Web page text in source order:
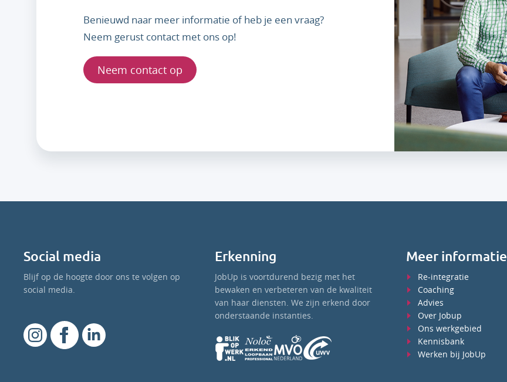
Benieuwd naar meer informatie of heb je een vraag?
Neem gerust contact met ons op!
Neem contact op
Social media
Blijf op de hoogte door ons te volgen op
social media.
Erkenning
JobUp is voortdurend bezig met het
bewaken en verbeteren van de kwaliteit
van haar diensten. We zijn erkend door
onderstaande instanties.
Meer informatie
Re-integratie
Coaching
Advies
Over Jobup
Ons werkgebied
Kennisbank
Werken bij JobUp